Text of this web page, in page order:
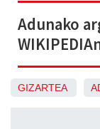
Adunako
GIZARTEA